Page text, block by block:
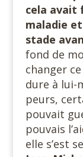
cela avait
maladie
stade
fond de
changer
dure à lui-
peurs,
pouvait
pouvais
elle s’est